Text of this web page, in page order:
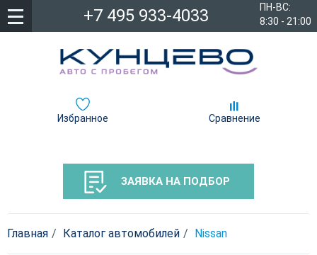
ПН-ВС:
8:30 - 21:00
+7 495 933-4033
Избранное Сравнение
ЗАЯВКА НА ПОДБОР
Главная Каталог автомобилей Nissan